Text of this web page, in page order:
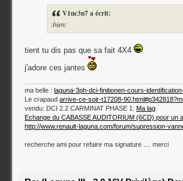
V1nc3n7 a écrit:
:bien:
tient tu dis pas que sa fait 4X4
j'adore ces jantes
ma belle :laguna-3ph-dci-finitionen-cours-
Le crapaudarrive-ce-soir-t17208-
vendu: DCI 2.2 CARMINAT PHASE 1:Ma lag
Echange du CABASSE AUDITORIUM (6CD) pour un
http://www.renault-laguna.com/forum/supression-
recherche ami pour refaire ma signature .... merci